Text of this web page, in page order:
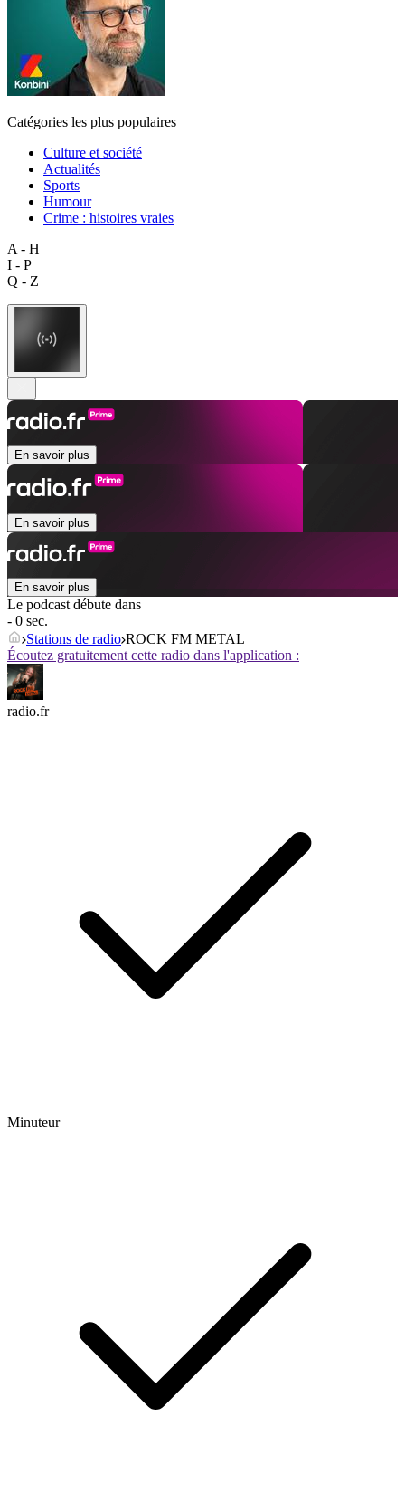
Catégories les plus populaires
Culture et société
Actualités
Sports
Humour
Crime : histoires vraies
A - H
I - P
Q - Z
En savoir plus
En savoir plus
En savoir plus
Le podcast débute dans
- 0 sec.
Stations de radio ROCK FM METAL
Écoutez gratuitement cette radio dans l'application :
radio.fr
Minuteur